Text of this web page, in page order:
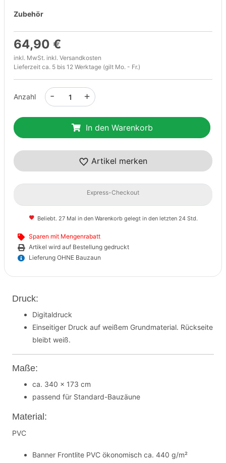
Zubehör
64,90 €
inkl. MwSt. inkl. Versandkosten
Lieferzeit ca. 5 bis 12 Werktage (gilt Mo. - Fr.)
Anzahl +
-
In den Warenkorb
Artikel merken
Express-Checkout
Beliebt. 27 Mal in den Warenkorb gelegt in den letzten 24 Std.
Sparen mit Mengenrabatt
Artikel wird auf Bestellung gedruckt
Lieferung OHNE Bauzaun
Druck:
Digitaldruck
Einseitiger Druck auf weißem Grundmaterial. Rückseite
bleibt weiß.
Maße:
ca. 340 x 173 cm
passend für Standard-Bauzäune
Material:
PVC
Banner Frontlite PVC ökonomisch ca. 440 g/m²